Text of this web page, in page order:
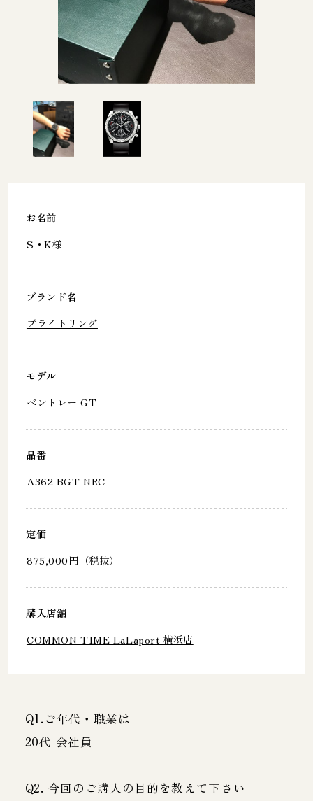
お名前
S・K様
ブランド名
ブライトリング
モデル
ベントレー GT
品番
A362 BGT NRC
定価
875,000円（税抜）
購入店舗
COMMON TIME LaLaport 横浜店
Q1.ご年代・職業は
20代 会社員
Q2. 今回のご購入の目的を教えて下さい